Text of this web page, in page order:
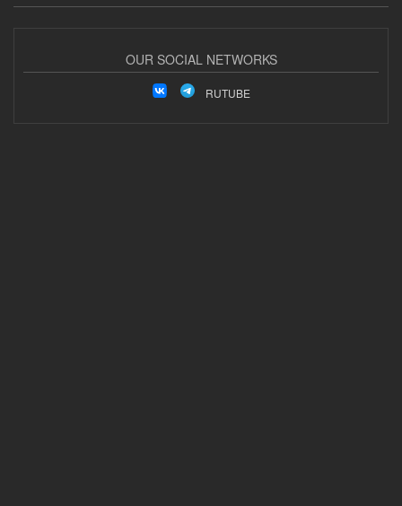
OUR SOCIAL NETWORKS
RUTUBE